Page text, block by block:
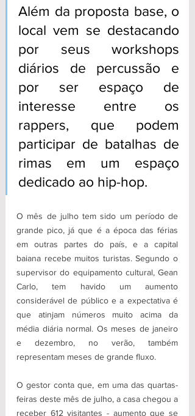
Além da proposta base, o
local vem se destacando
por seus workshops
diários de percussão e
por ser espaço de
interesse entre os
rappers, que podem
participar de batalhas de
rimas em um espaço
dedicado ao hip-hop.
O mês de julho tem sido um período de
grande pico, já que é a época das férias
em outras partes do país, e a capital
baiana recebe muitos turistas. Segundo o
supervisor do equipamento cultural, Gean
Carlo, tem havido um aumento
considerável de público e a expectativa é
que atinjam números muito acima da
média diária normal. Os meses de janeiro
e dezembro, no verão, também
representam meses de grande fluxo.
O gestor conta que, em uma das quartas-
feiras deste mês de julho, a casa chegou a
receber 612 visitantes - aumento que se